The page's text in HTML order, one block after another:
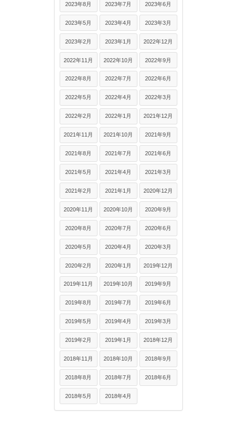
2023年8月 2023年7月 2023年6月
2023年5月 2023年4月 2023年3月
2023年2月 2023年1月 2022年12月
2022年11月 2022年10月 2022年9月
2022年8月 2022年7月 2022年6月
2022年5月 2022年4月 2022年3月
2022年2月 2022年1月 2021年12月
2021年11月 2021年10月 2021年9月
2021年8月 2021年7月 2021年6月
2021年5月 2021年4月 2021年3月
2021年2月 2021年1月 2020年12月
2020年11月 2020年10月 2020年9月
2020年8月 2020年7月 2020年6月
2020年5月 2020年4月 2020年3月
2020年2月 2020年1月 2019年12月
2019年11月 2019年10月 2019年9月
2019年8月 2019年7月 2019年6月
2019年5月 2019年4月 2019年3月
2019年2月 2019年1月 2018年12月
2018年11月 2018年10月 2018年9月
2018年8月 2018年7月 2018年6月
2018年5月 2018年4月